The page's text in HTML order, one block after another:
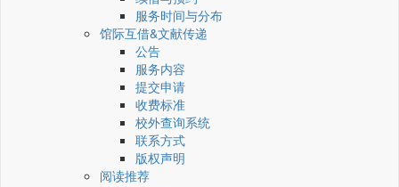
服务时间与分布
馆际互借&文献传递
公告
服务内容
提交申请
收费标准
校外查询系统
联系方式
版权声明
阅读推荐